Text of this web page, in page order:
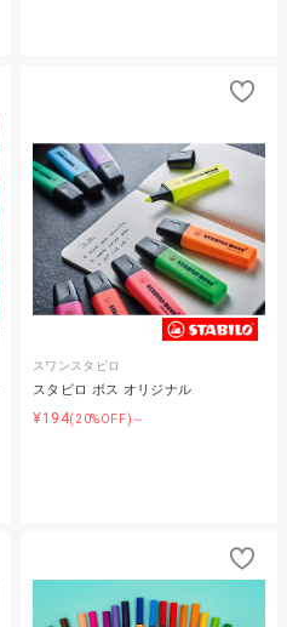
スワンスタビロ
スタビロ ボス オリジナル
¥194(20%OFF)～